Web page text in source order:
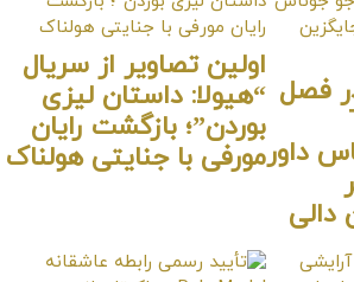
تصاویر از سریال
داستان لیزی
بازگشت رایان
جنایتی هولناک